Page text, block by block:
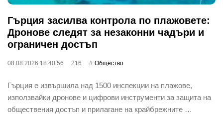
Гърция засилва контрола по плажовете:
Дронове следят за незаконни чадъри и
ограничен достъп
08.08.2026 18:40:56 216 Общество
Гърция е извършила над 1500 инспекции на плажове,
използвайки дронове и цифрови инструменти за защита на
обществения достъп и прилагане на крайбрежните …